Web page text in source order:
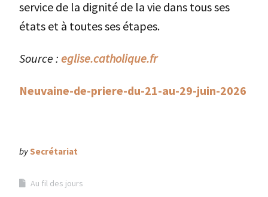
service de la dignité de la vie dans tous ses
états et à toutes ses étapes.
Source : eglise.catholique.fr
Neuvaine-de-priere-du-21-au-29-juin-2026
bySecrétariat
Au fil des jours